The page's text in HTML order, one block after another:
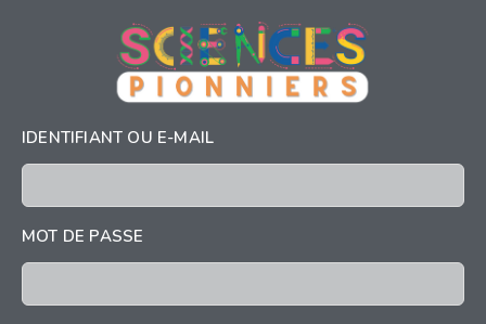
IDENTIFIANT OU E-MAIL
MOT DE PASSE